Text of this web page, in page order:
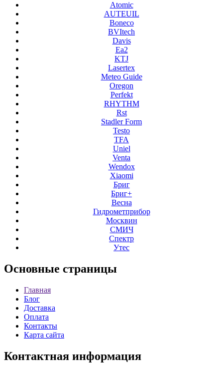
Atomic
AUTEUIL
Boneco
BVItech
Davis
Ea2
KTJ
Lasertex
Meteo Guide
Oregon
Perfekt
RHYTHM
Rst
Stadler Form
Testo
TFA
Uniel
Venta
Wendox
Xiaomi
Бриг
Бриг+
Весна
Гидрометприбор
Москвин
СМИЧ
Спектр
Утес
Основные страницы
Главная
Блог
Доставка
Оплата
Контакты
Карта сайта
Контактная информация